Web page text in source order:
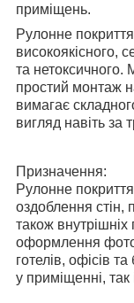
приміщень.
Рулонне
високоякісного,
та нетоксичного.
простий монтаж
вимагає
вигляд навіть за
Призначення:
Рулонне
оздоблення стін,
також
оформлення
готелів, офісів
у приміщенні, так